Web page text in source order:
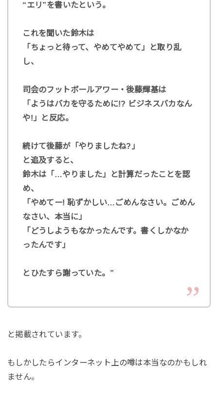
“エリ”を書いたという。
これを聞いた鈴木は
「ちょっと待って、やめてやめて」と取り乱
し、
司会のフットボールアワー・後藤輝基は
「ようはバカを守るために!? ビジネスバカなん
や!」と反応。
続けて後藤が「やりましたね?」
と追及すると、
鈴木は「…やりました」と計算だったことを認
め、
「やめてー! 恥ずかしい…ごめんなさい。ごめん
なさい、本当に」
「どうしようもなかったんです。書くしかなか
ったんです」
とひたすら謝っていた。”
と掲載されています。
もしかしたらインターネット上の噂は本当なのかもしれ
ません。